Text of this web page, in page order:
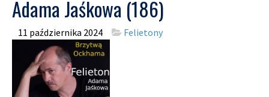
Adama Jaśkowa (186)
11 października 2024 Felietony